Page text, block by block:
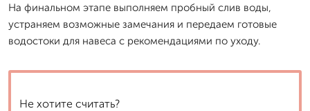
На финальном этапе выполняем пробный слив воды,
устраняем возможные замечания и передаем готовые
водостоки для навеса с рекомендациями по уходу.
Не хотите считать?